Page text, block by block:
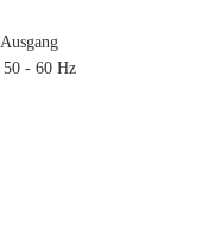
50 - 60 Hz